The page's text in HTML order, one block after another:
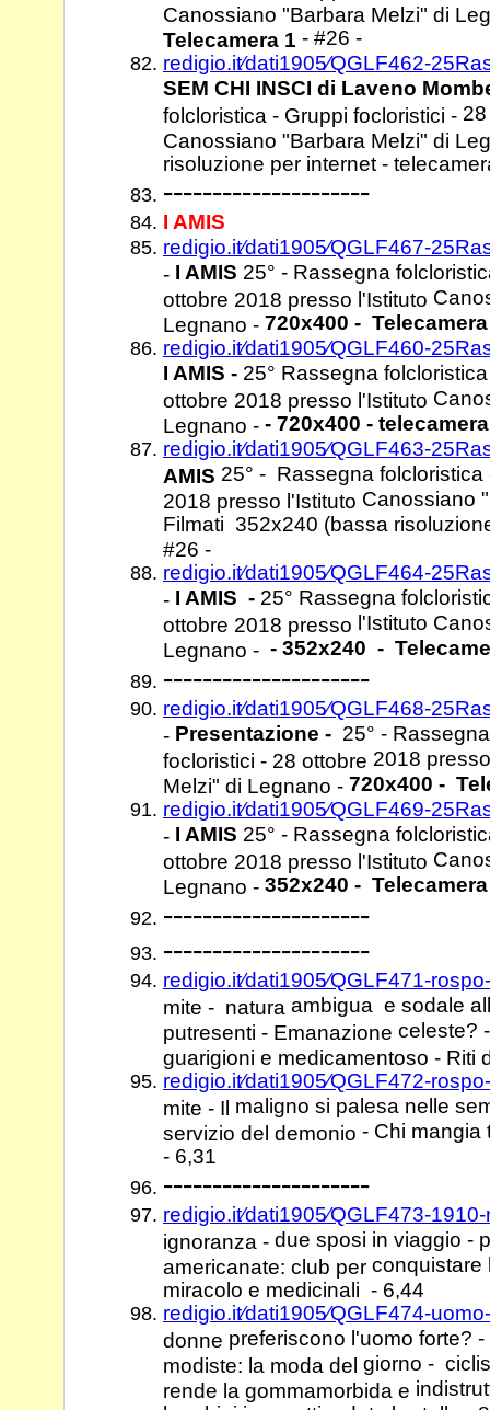
Canossiano "Barbara Melzi" di
Telecamera 1 - #26 -
redigio.it⁄dati1905⁄QGLF462-
SEM CHI INSCI di Laveno
folcloristica - Gruppi focloristici -
Canossiano "Barbara Melzi" di
risoluzione per internet -
---------------------
I AMIS
redigio.it⁄dati1905⁄QGLF467-
- I AMIS 25° - Rassegna
ottobre 2018 presso l'Istituto
Legnano - 720x400 -
redigio.it⁄dati1905⁄QGLF460-
I AMIS - 25° Rassegna
ottobre 2018 presso l'Istituto
Legnano - - 720x400 -
redigio.it⁄dati1905⁄QGLF463-
AMIS 25° - Rassegna
2018 presso l'Istituto Canossiano
Filmati 352x240 (bassa
#26 -
redigio.it⁄dati1905⁄QGLF464-
- I AMIS - 25° Rassegna
ottobre 2018 presso l'Istituto
Legnano - - 352x240 -
---------------------
redigio.it⁄dati1905⁄QGLF468-
- Presentazione - 25° -
focloristici - 28 ottobre 2018
Melzi" di Legnano - 720x400 -
redigio.it⁄dati1905⁄QGLF469-
- I AMIS 25° - Rassegna
ottobre 2018 presso l'Istituto
Legnano - 352x240 -
---------------------
---------------------
redigio.it⁄dati1905⁄QGLF471-
mite - natura ambigua e sodale
putresenti - Emanazione celeste?
guarigioni e medicamentoso - Riti
redigio.it⁄dati1905⁄QGLF472-
mite - Il maligno si palesa nelle
servizio del demonio - Chi mangia
- 6,31
---------------------
redigio.it⁄dati1905⁄QGLF473-
ignoranza - due sposi in viaggio -
americanate: club per conquistare
miracolo e medicinali - 6,44
redigio.it⁄dati1905⁄QGLF474-
donne preferiscono l'uomo forte?
modiste: la moda del giorno -
rende la gommamorbida e